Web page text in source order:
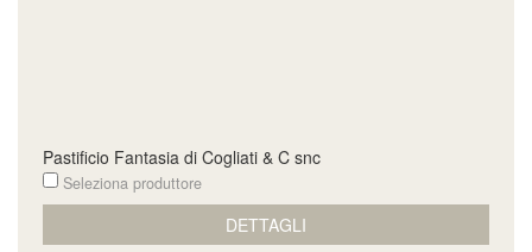
Pastificio Fantasia di Cogliati & C snc
Seleziona produttore
DETTAGLI